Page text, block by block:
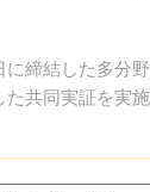
締結した多分
共同実証を実